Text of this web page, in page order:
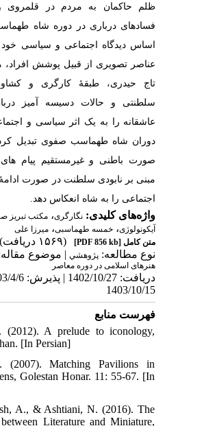
ظلم حاکمان به مردم در قلمروی
فسادهای درباری در دوره شاه
اساس دیدگاه اجتماعی و سیاسی خود
عناصر تصویری از قبیل پوشش افراد،
تاج حیدری، طبقۀ کارگری و
سلطنتی و حالات دسیسه آمیز
عاشقانه را به یک اثر سیاسی و
دوران شاه طهماسب صفوی تبدیل
‌صورت باطنی و غیرمستقیم پیام
مبنی بر نابودی سلطنت در صورت
اجتماعی را به شاه انعکاس دهد.
واژه‌های کلیدی: نگارگری، مکتب تبریز
آیکونولوژی، خمسه طهماسبی، میرزا علی
متن کامل [PDF 856 kb]
(۱۵۶۹ دریافت)
نوع مطالعه: پژوهشي| موضوع
هنرهای اسلامی در دوره معاصر
1403/10/15
فهرست منابع
A prelude to iconology,
[In Persian]
Matching Pavilions in
Golestan Honar. 11: 55-67. [In
A., & Ashtiani, N. (2016). The
Literature and Miniature,